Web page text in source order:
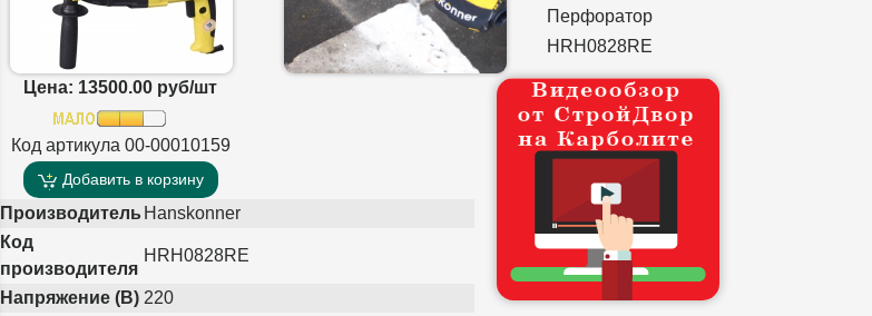
Цена: 13500.00 руб/шт
Код артикула 00-00010159
Добавить в корзину
Перфоратор
HRH0828RE
Производитель Hanskonner
Код
производителя
HRH0828RE
Напряжение (В) 220